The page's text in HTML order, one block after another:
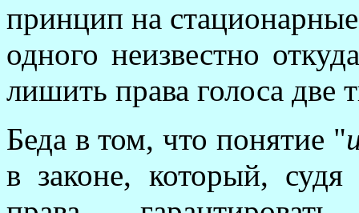
принцип на
одного неизвестно
лишить права голоса две
Беда в том, что понятие "
в законе, который,